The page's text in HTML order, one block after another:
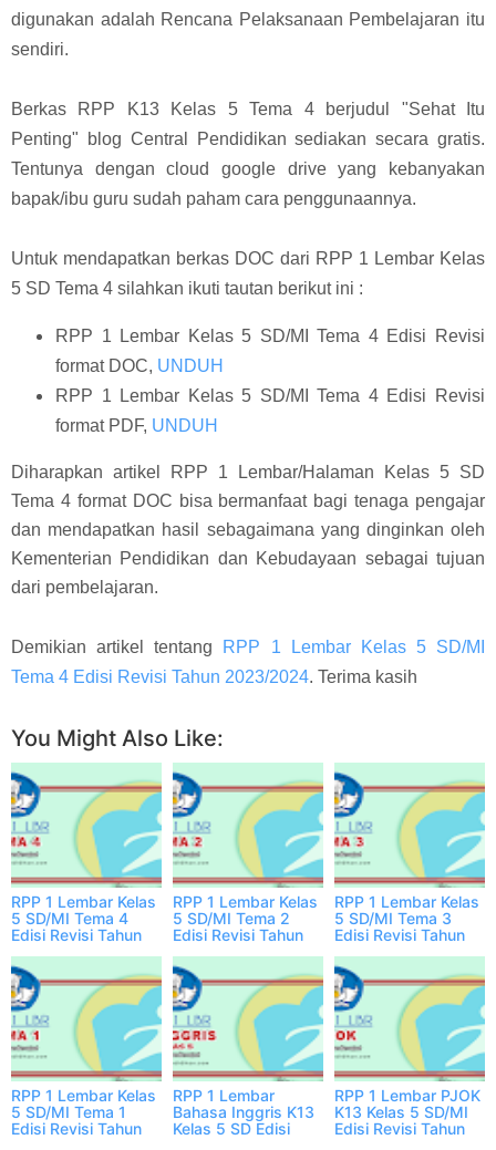
digunakan adalah Rencana Pelaksanaan Pembelajaran itu
sendiri.
Berkas RPP K13 Kelas 5 Tema 4 berjudul "Sehat Itu
Penting" blog Central Pendidikan sediakan secara gratis.
Tentunya dengan cloud google drive yang kebanyakan
bapak/ibu guru sudah paham cara penggunaannya.
Untuk mendapatkan berkas DOC dari RPP 1 Lembar Kelas
5 SD Tema 4 silahkan ikuti tautan berikut ini :
RPP 1 Lembar Kelas 5 SD/MI Tema 4 Edisi Revisi
format DOC, UNDUH
RPP 1 Lembar Kelas 5 SD/MI Tema 4 Edisi Revisi
format PDF, UNDUH
Diharapkan artikel RPP 1 Lembar/Halaman Kelas 5 SD
Tema 4 format DOC bisa bermanfaat bagi tenaga pengajar
dan mendapatkan hasil sebagaimana yang dinginkan oleh
Kementerian Pendidikan dan Kebudayaan sebagai tujuan
dari pembelajaran.
Demikian artikel tentang RPP 1 Lembar Kelas 5 SD/MI
Tema 4 Edisi Revisi Tahun 2023/2024. Terima kasih
You Might Also Like:
RPP 1 Lembar Kelas
5 SD/MI Tema 4
Edisi Revisi Tahun
RPP 1 Lembar Kelas
5 SD/MI Tema 2
Edisi Revisi Tahun
RPP 1 Lembar Kelas
5 SD/MI Tema 3
Edisi Revisi Tahun
RPP 1 Lembar Kelas
5 SD/MI Tema 1
Edisi Revisi Tahun
RPP 1 Lembar
Bahasa Inggris K13
Kelas 5 SD Edisi
RPP 1 Lembar PJOK
K13 Kelas 5 SD/MI
Edisi Revisi Tahun